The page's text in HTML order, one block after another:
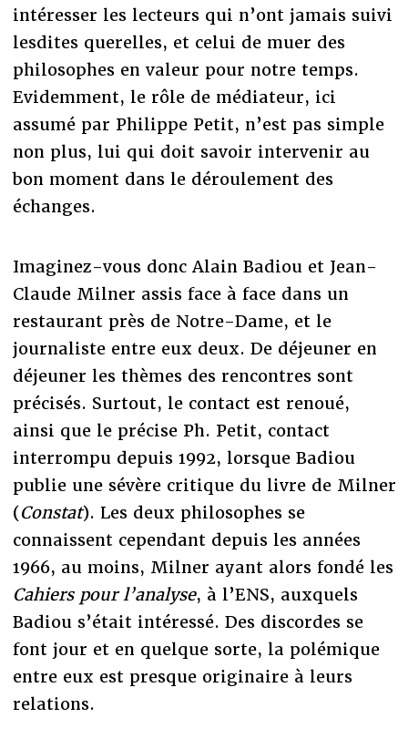
intéresser les lecteurs qui n’ont jamais suivi
lesdites querelles, et celui de muer des
philosophes en valeur pour notre temps.
Evidemment, le rôle de médiateur, ici
assumé par Philippe Petit, n’est pas simple
non plus, lui qui doit savoir intervenir au
bon moment dans le déroulement des
échanges.
Imaginez-vous donc Alain Badiou et Jean-
Claude Milner assis face à face dans un
restaurant près de Notre-Dame, et le
journaliste entre eux deux. De déjeuner en
déjeuner les thèmes des rencontres sont
précisés. Surtout, le contact est renoué,
ainsi que le précise Ph. Petit, contact
interrompu depuis 1992, lorsque Badiou
publie une sévère critique du livre de Milner
(Constat). Les deux philosophes se
connaissent cependant depuis les années
1966, au moins, Milner ayant alors fondé les
Cahiers pour l’analyse, à l’ENS, auxquels
Badiou s’était intéressé. Des discordes se
font jour et en quelque sorte, la polémique
entre eux est presque originaire à leurs
relations.